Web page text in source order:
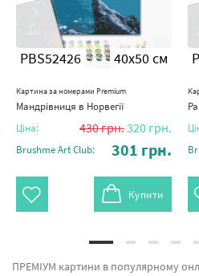
PBS52426 40x50 см
Картина за номерами Premium
Мандрівниця в Норвегії
Ціна: 430грн.320 грн.
Brushme Art Club: 301 грн.
Купити
ПРЕМІУМ картини в популярному онлайн-магазині виробника картин за номерами Brushme.com.ua. В даному місці можна купити Преміум картина за номерами Різнобарвний Будда PBS30220 від кращого бренду Brushme який підкуповує своїми рішеннями. Кожен продукт розділу «Картини за номерами» надихне знайти у собі справжнього художника. Жінка в